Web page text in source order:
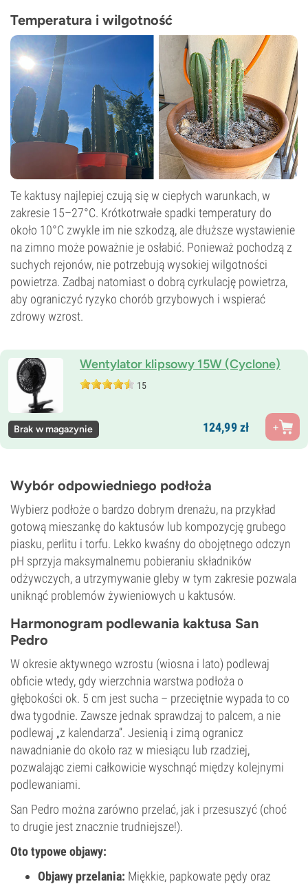
Temperatura i wilgotność
Te kaktusy najlepiej czują się w ciepłych warunkach, w
zakresie 15–27°C. Krótkotrwałe spadki temperatury do
około 10°C zwykle im nie szkodzą, ale dłuższe wystawienie
na zimno może poważnie je osłabić. Ponieważ pochodzą z
suchych rejonów, nie potrzebują wysokiej wilgotności
powietrza. Zadbaj natomiast o dobrą cyrkulację powietrza,
aby ograniczyć ryzyko chorób grzybowych i wspierać
zdrowy wzrost.
Wentylator klipsowy 15W (Cyclone)
15
Brak w magazynie 124,99zł
Wybór odpowiedniego podłoża
Wybierz podłoże o bardzo dobrym drenażu, na przykład
gotową mieszankę do kaktusów lub kompozycję grubego
piasku, perlitu i torfu. Lekko kwaśny do obojętnego odczyn
pH sprzyja maksymalnemu pobieraniu składników
odżywczych, a utrzymywanie gleby w tym zakresie pozwala
uniknąć problemów żywieniowych u kaktusów.
Harmonogram podlewania kaktusa San
Pedro
W okresie aktywnego wzrostu (wiosna i lato) podlewaj
obficie wtedy, gdy wierzchnia warstwa podłoża o
głębokości ok. 5 cm jest sucha – przeciętnie wypada to co
dwa tygodnie. Zawsze jednak sprawdzaj to palcem, a nie
podlewaj „z kalendarza”. Jesienią i zimą ogranicz
nawadnianie do około raz w miesiącu lub rzadziej,
pozwalając ziemi całkowicie wyschnąć między kolejnymi
podlewaniami.
San Pedro można zarówno przelać, jak i przesuszyć (choć
to drugie jest znacznie trudniejsze!).
Oto typowe objawy:
Objawy przelania: Miękkie, papkowate pędy oraz